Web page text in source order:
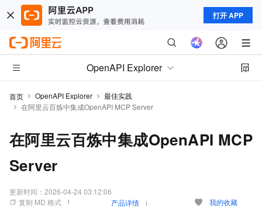
打开 APP
OpenAPI Explorer
首页 OpenAPI Explorer
最佳实践
在阿里云百炼中集成OpenAPI MCP Server
在阿里云百炼中集成OpenAPI MCP
Server
更新时间： 2026-04-24 03:12:06
复制 MD 格式
产品详情 我的收藏